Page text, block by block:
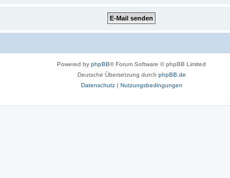
Powered by phpBB® Forum Software © phpBB Limited
Deutsche Übersetzung durch phpBB.de
Datenschutz| Nutzungsbedingungen